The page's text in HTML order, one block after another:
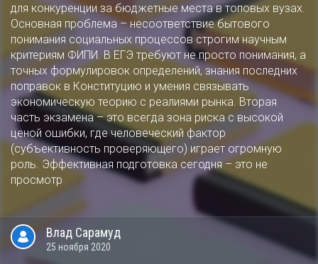
для конкуренции за бюджетные места в топовых вузах.
Основная проблема – несоответствие бытового
понимания социальных процессов строгим научным
критериям ФИПИ. В ЕГЭ требуют не просто понимания, а
точных формулировок определений, знания последних
поправок в Конституцию и умения связывать
экономическую теорию с реалиями рынка. Вторая
часть экзамена – это всегда зона риска с высокой
ценой ошибки, где человеческий фактор
(субъективность проверяющего) играет огромную
роль. Эффективная подготовка сегодня – это не
просмотр
Влад Сарамуд
25 ноября 2020